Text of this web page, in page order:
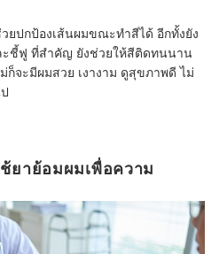
ยปกป้องเส้นผมขณะทำสีได้ อีกทั้งยัง
ะชี้ฟู ที่สำคัญ ยังช่วยให้สีติดทนนาน
ก็จะมีผมสวย เงางาม ดูสุขภาพดี ไม่
ยาย้อมผมเพื่อความ